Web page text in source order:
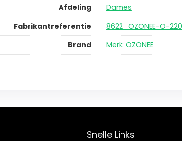
Afdeling
Dames
Fabrikantreferentie
8622_OZONEE-O-
Brand
Merk: OZONEE
Snelle Links